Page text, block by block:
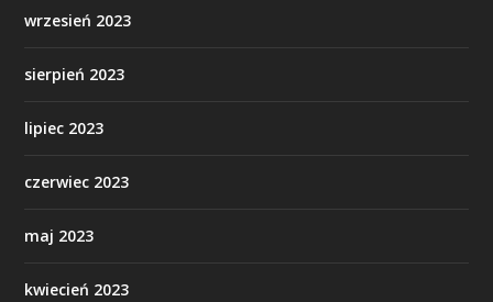
wrzesień 2023
sierpień 2023
lipiec 2023
czerwiec 2023
maj 2023
kwiecień 2023